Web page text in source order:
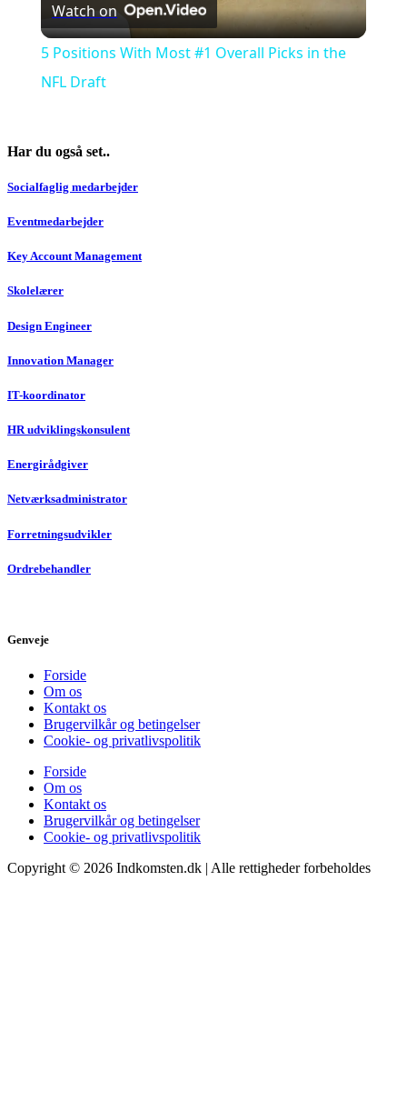
Video
Watch on
5 Positions With Most #1 Overall Picks in the
NFL Draft
Har du også set..
Socialfaglig medarbejder
Eventmedarbejder
Key Account Management
Skolelærer
Design Engineer
Innovation Manager
IT-koordinator
HR udviklingskonsulent
Energirådgiver
Netværksadministrator
Forretningsudvikler
Ordrebehandler
Genveje
Forside
Om os
Kontakt os
Brugervilkår og betingelser
Cookie- og privatlivspolitik
Forside
Om os
Kontakt os
Brugervilkår og betingelser
Cookie- og privatlivspolitik
Copyright © 2026 Indkomsten.dk | Alle rettigheder forbeholdes